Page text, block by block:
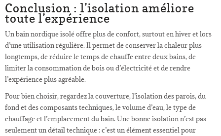
Conclusion : l’isolation améliore
toute l’expérience
Un bain nordique isolé offre plus de confort, surtout en hiver et lors
d’une utilisation régulière. Il permet de conserver la chaleur plus
longtemps, de réduire le temps de chauffe entre deux bains, de
limiter la consommation de bois ou d’électricité et de rendre
l’expérience plus agréable.
Pour bien choisir, regardez la couverture, l’isolation des parois, du
fond et des composants techniques, le volume d’eau, le type de
chauffage et l’emplacement du bain. Une bonne isolation n’est pas
seulement un détail technique : c’est un élément essentiel pour